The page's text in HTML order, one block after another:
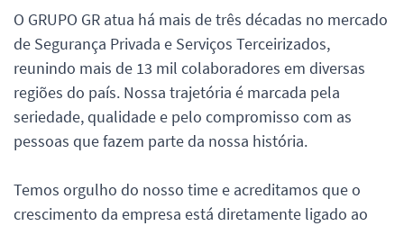
O GRUPO GR atua há mais de três décadas no mercado
de Segurança Privada e Serviços Terceirizados,
reunindo mais de 13 mil colaboradores em diversas
regiões do país. Nossa trajetória é marcada pela
seriedade, qualidade e pelo compromisso com as
pessoas que fazem parte da nossa história.
Temos orgulho do nosso time e acreditamos que o
crescimento da empresa está diretamente ligado ao